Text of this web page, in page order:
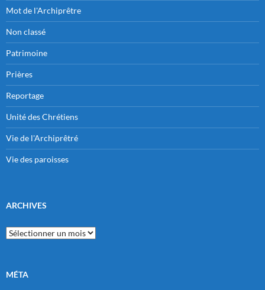
Mot de l'Archiprêtre
Non classé
Patrimoine
Prières
Reportage
Unité des Chrétiens
Vie de l'Archiprêtré
Vie des paroisses
ARCHIVES
Archives
MÉTA